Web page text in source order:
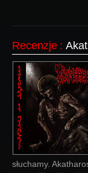
Recenzje :
słuchamy.